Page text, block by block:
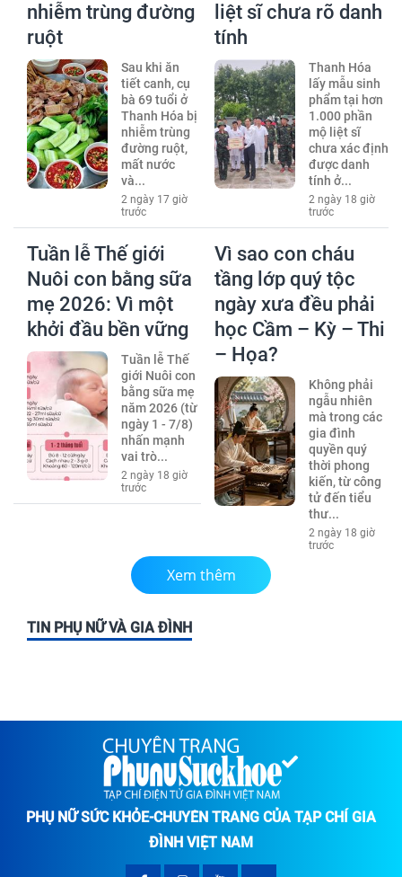
nhiễm trùng đường
ruột
Sau khi ăn
tiết canh, cụ
bà 69 tuổi ở
Thanh Hóa bị
nhiễm trùng
đường ruột,
mất nước
và...
2 ngày 17 giờ
trước
liệt sĩ chưa rõ danh
tính
Thanh Hóa
lấy mẫu sinh
phẩm tại hơn
1.000 phần
mộ liệt sĩ
chưa xác định
được danh
tính ở...
2 ngày 18 giờ
trước
Tuần lễ Thế giới
Nuôi con bằng sữa
mẹ 2026: Vì một
khởi đầu bền vững
Tuần lễ Thế
giới Nuôi con
bằng sữa mẹ
năm 2026 (từ
ngày 1 - 7/8)
nhấn mạnh
vai trò...
2 ngày 18 giờ
trước
Vì sao con cháu
tầng lớp quý tộc
ngày xưa đều phải
học Cầm – Kỳ – Thi
– Họa?
Không phải
ngẫu nhiên
mà trong các
gia đình
quyền quý
thời phong
kiến, từ công
tử đến tiểu
thư...
2 ngày 18 giờ
trước
Xem thêm
TIN PHỤ NỮ VÀ GIA ĐÌNH
PHỤ NỮ SỨC KHỎE-CHUYÊN TRANG CỦA TẠP CHÍ GIA
ĐÌNH VIỆT NAM